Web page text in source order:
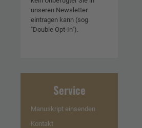
unseren Newsletter
eintragen kann (sog.
"Double Opt-In").
Service
Manuskript einsenden
Kontakt